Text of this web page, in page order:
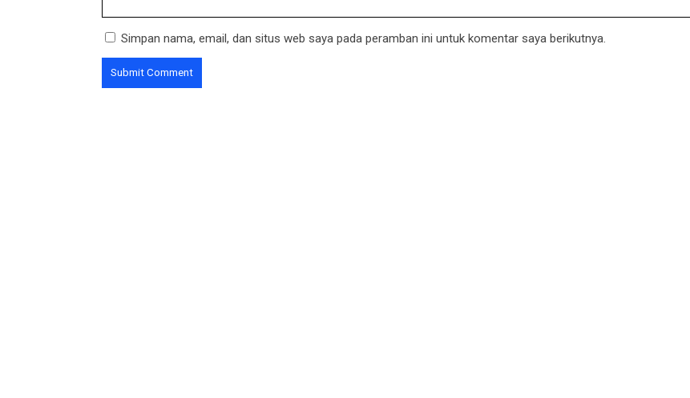
Simpan nama, email, dan situs web saya pada peramban ini untuk komentar saya berikutnya.